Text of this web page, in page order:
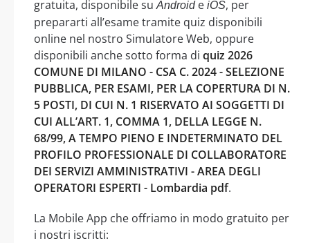
gratuita, disponibile suAndroide iOS, per
prepararti all’esame tramite quiz disponibili
online nel nostro Simulatore Web, oppure
disponibili anche sotto forma di quiz 2026
COMUNE DI MILANO - CSA C. 2024 - SELEZIONE
PUBBLICA, PER ESAMI, PER LA COPERTURA DI N.
5 POSTI, DI CUI N. 1 RISERVATO AI SOGGETTI DI
CUI ALL’ART. 1, COMMA 1, DELLA LEGGE N.
68/99, A TEMPO PIENO E INDETERMINATO DEL
PROFILO PROFESSIONALE DI COLLABORATORE
DEI SERVIZI AMMINISTRATIVI - AREA DEGLI
OPERATORI ESPERTI - Lombardia pdf.
La Mobile App che offriamo in modo gratuito per
i nostri iscritti: